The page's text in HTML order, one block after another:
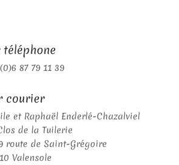
téléphone
87 79 11 39
courier
et Raphaël Enderlé-Chazalviel
de la Tuilerie
route de Saint-Grégoire
Valensole